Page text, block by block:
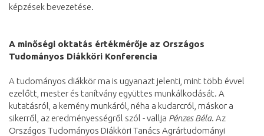
képzések bevezetése.
A minőségi oktatás értékmérője az Országos
Tudományos Diákköri Konferencia
A tudományos diákkör ma is ugyanazt jelenti, mint több évvel
ezelőtt, mester és tanítvány együttes munkálkodását. A
kutatásról, a kemény munkáról, néha a kudarcról, máskor a
sikerről, az eredményességről szól - vallja Pénzes Béla. Az
Országos Tudományos Diákköri Tanács Agrártudományi